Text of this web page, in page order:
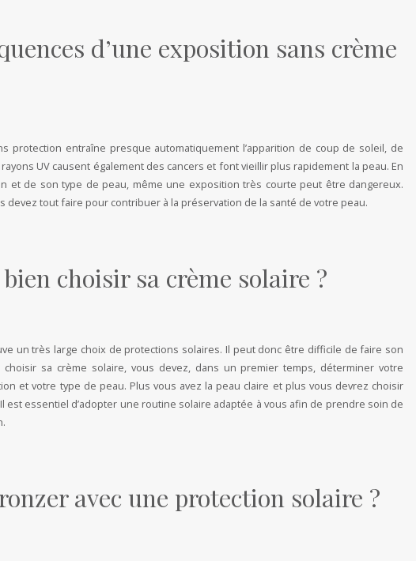
d’une exposition sans crème
protection entraîne presque automatiquement l’apparition de coup de soleil, de
UV causent également des cancers et font vieillir plus rapidement la peau. En
et de son type de peau, même une exposition très courte peut être dangereux.
devez tout faire pour contribuer à la préservation de la santé de votre peau.
choisir sa crème solaire ?
un très large choix de protections solaires. Il peut donc être difficile de faire son
choisir sa crème solaire, vous devez, dans un premier temps, déterminer votre
et votre type de peau. Plus vous avez la peau claire et plus vous devrez choisir
est essentiel d’adopter une routine solaire adaptée à vous afin de prendre soin de
avec une protection solaire ?